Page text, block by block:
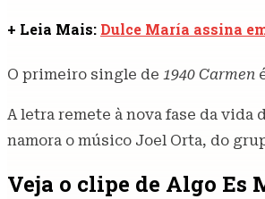
+ Leia Mais: Dulce María assina
O primeiro single de 1940 Carmen
A letra remete à nova fase da
namora o músico Joel Orta, do
Veja o clipe de Algo Es